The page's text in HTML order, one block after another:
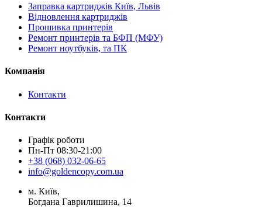
Заправка картриджів Київ, Львів
Відновлення картриджів
Прошивка принтерів
Ремонт принтерів та БФП (МФУ)
Ремонт ноутбуків, та ПК
Компанія
Контакти
Контакти
Графік роботи
Пн-Пт 08:30-21:00
+38 (068) 032-06-65
info@goldencopy.com.ua
м. Київ,
Богдана Гаврилишина, 14